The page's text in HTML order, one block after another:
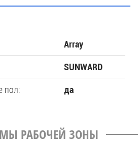
Array
SUNWARD
пол: да
РАБОЧЕЙ ЗОНЫ